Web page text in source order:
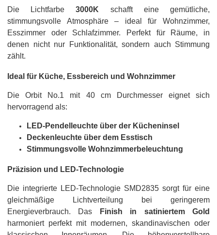
Die Lichtfarbe3000K schafft eine gemütliche,
stimmungsvolle Atmosphäre – ideal für Wohnzimmer,
Esszimmer oder Schlafzimmer. Perfekt für Räume, in
denen nicht nur Funktionalität, sondern auch Stimmung
zählt.
Ideal für Küche, Essbereich und Wohnzimmer
Die Orbit No.1 mit 40 cm Durchmesser eignet sich
hervorragend als:
LED-Pendelleuchte über der Kücheninsel
Deckenleuchte über dem Esstisch
Stimmungsvolle Wohnzimmerbeleuchtung
Präzision und LED-Technologie
Die integrierte LED-Technologie SMD2835 sorgt für eine
gleichmäßige Lichtverteilung bei geringerem
Energieverbrauch. Das
Finish in satiniertem Gold
harmoniert perfekt mit modernen, skandinavischen oder